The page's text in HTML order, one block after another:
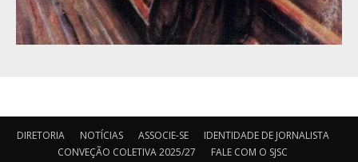
DIRETORIA NOTÍCIAS ASSOCIE-SE
IDENTIDADE DE JORNALISTA
CONVEÇÃO COLETIVA 2025/27
FALE COM O SJSC